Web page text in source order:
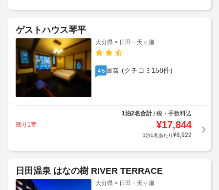
ゲストハウス琴平
大分県 > 日田・天ヶ瀬
4.5 最高 (クチコミ158件)
1泊2名合計/税・手数料込
残り1室
¥17,844
1泊1名あたり¥8,922
日田温泉 はなの樹 RIVER TERRACE
大分県 > 日田・天ヶ瀬